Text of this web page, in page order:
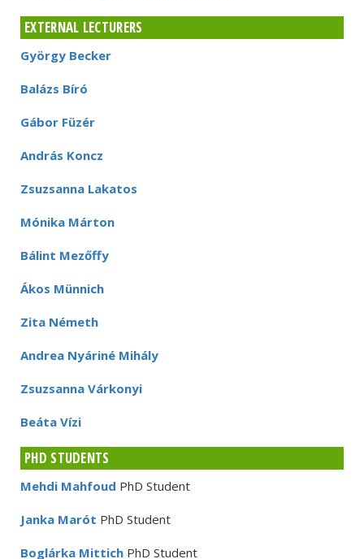
EXTERNAL LECTURERS
György Becker
Balázs Bíró
Gábor Füzér
András Koncz
Zsuzsanna Lakatos
Mónika Márton
Bálint Mezőffy
Ákos Münnich
Zita Németh
Andrea Nyáriné Mihály
Zsuzsanna Várkonyi
Beáta Vízi
PHD STUDENTS
Mehdi Mahfoud PhD Student
Janka Marót PhD Student
Boglárka Mittich PhD Student